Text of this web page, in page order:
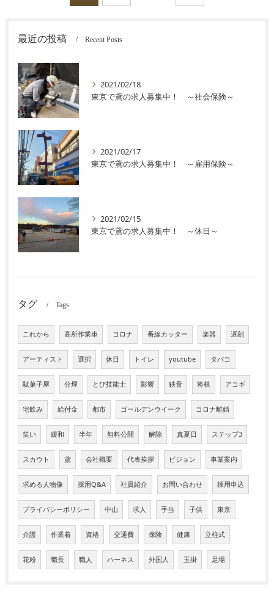
最近の投稿 Recent Posts
2021/02/18
東京で鳶の求人募集中！ ～社会保険～
2021/02/17
東京で鳶の求人募集中！ ～雇用保険～
2021/02/15
東京で鳶の求人募集中！ ～休日～
タグ Tags
これから 高所作業車 コロナ 番線カッター 楽器 遅刻
アーティスト 選択 休日 トイレ youtube タバコ
駄菓子屋 分煙 とび技能士 影響 鉄骨 将棋 アコギ
宅飲み 給付金 都市 ゴールデンウイーク コロナ離婚
笑い 緩和 半年 無料公開 解除 真夏日 ステップ3
スカウト 鳶 会社概要 代表挨拶 ビジョン 事業案内
求める人物像 採用Q&A 社員紹介 お問い合わせ 採用申込
プライバシーポリシー 中山 求人 手当 子供 東京
介護 作業着 資格 交通費 保険 健康 立柱式
花粉 職長 職人 ハーネス 外国人 玉掛 足場